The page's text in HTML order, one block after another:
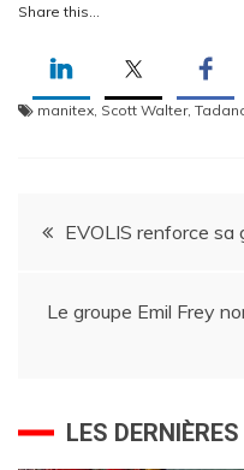
Share this…
manitex Scott Walter,
Navigation
l’article
EVOLIS renforce sa
Le groupe Emil Frey
LES